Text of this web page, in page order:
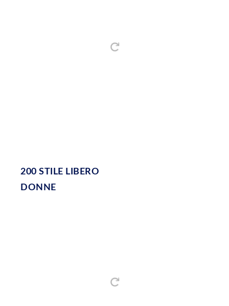
200 STILE LIBERO
DONNE